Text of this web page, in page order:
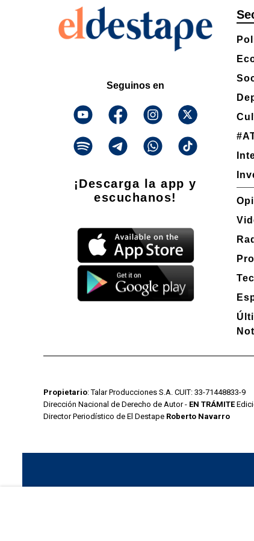
Seguinos en
¡Descarga la app y
escuchanos!
Propietario: Talar Producciones S.A. CUIT: 33-71448833-9
Dirección Nacional de Derecho de Autor - EN TRÁMITE
Director Periodístico de El Destape Roberto Navarro